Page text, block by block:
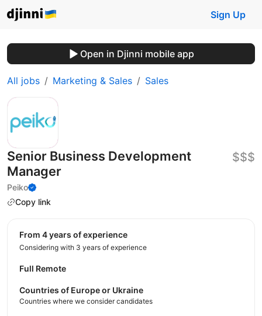
Sign Up
Open in Djinni mobile app
All jobs Marketing & Sales Sales
Senior Business Development
Manager
Peiko
Copy link
$$$
from 4 years of experience
Considering with 3 years of experience
Full Remote
Countries of Europe or Ukraine
Countries where we consider candidates